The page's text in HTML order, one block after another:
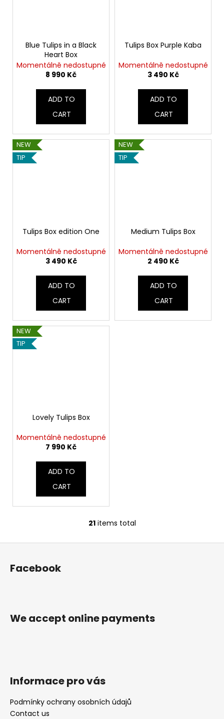
Blue Tulips in a Black
Heart Box
Momentálně nedostupné
8 990 Kč
ADD TO
CART
Tulips Box Purple Kaba
Momentálně nedostupné
3 490 Kč
ADD TO
CART
NEW
TIP
Tulips Box edition One
Momentálně nedostupné
3 490 Kč
ADD TO
CART
NEW
TIP
Medium Tulips Box
Momentálně nedostupné
2 490 Kč
ADD TO
CART
NEW
TIP
Lovely Tulips Box
Momentálně nedostupné
7 990 Kč
ADD TO
CART
L
i
o
n
21items total
F
Facebook
We accept online payments
Informace pro vás
Podmínky ochrany osobních údajů
Contact us